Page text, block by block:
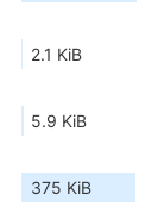
2.1 KiB
5.9 KiB
375 KiB